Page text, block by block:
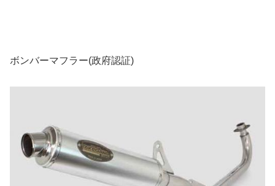
ボンバーマフラー(政府認証)